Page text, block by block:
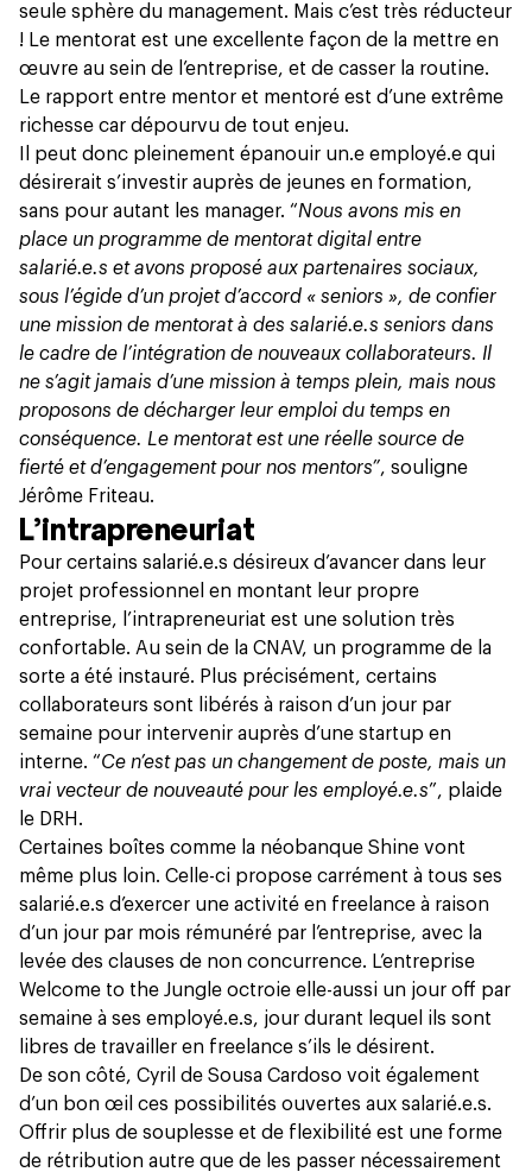
seule sphère du management. Mais c’est très réducteur
! Le mentorat est une excellente façon de la mettre en
œuvre au sein de l’entreprise, et de casser la routine.
Le rapport entre mentor et mentoré est d’une extrême
richesse car dépourvu de tout enjeu.
Il peut donc pleinement épanouir un.e employé.e qui
désirerait s’investir auprès de jeunes en formation,
sans pour autant les manager. “Nous avons mis en
place un programme de mentorat digital entre
salarié.e.s et avons proposé aux partenaires sociaux,
sous l’égide d’un projet d’accord « seniors », de confier
une mission de mentorat à des salarié.e.s seniors dans
le cadre de l’intégration de nouveaux collaborateurs. Il
ne s’agit jamais d’une mission à temps plein, mais nous
proposons de décharger leur emploi du temps en
conséquence. Le mentorat est une réelle source de
fierté et d’engagement pour nos mentors”, souligne
Jérôme Friteau.
L’intrapreneuriat
Pour certains salarié.e.s désireux d’avancer dans leur
projet professionnel en montant leur propre
entreprise, l’intrapreneuriat est une solution très
confortable. Au sein de la CNAV, un programme de la
sorte a été instauré. Plus précisément, certains
collaborateurs sont libérés à raison d’un jour par
semaine pour intervenir auprès d’une startup en
interne. “Ce n’est pas un changement de poste, mais un
vrai vecteur de nouveauté pour les employé.e.s”, plaide
le DRH.
Certaines boîtes comme la néobanque Shine vont
même plus loin. Celle-ci propose carrément à tous ses
salarié.e.s d’exercer une activité en freelance à raison
d’un jour par mois rémunéré par l’entreprise, avec la
levée des clauses de non concurrence. L’entreprise
Welcome to the Jungle octroie elle-aussi un jour off par
semaine à ses employé.e.s, jour durant lequel ils sont
libres de travailler en freelance s’ils le désirent.
De son côté, Cyril de Sousa Cardoso voit également
d’un bon œil ces possibilités ouvertes aux salarié.e.s.
Offrir plus de souplesse et de flexibilité est une forme
de rétribution autre que de les passer nécessairement